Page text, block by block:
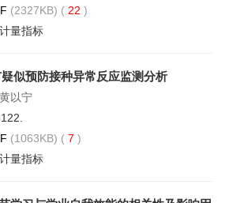
(2327KB) ( 22 )
计量指标
似预防接种异常反应监测分析
以宁
(1063KB) ( 7 )
计量指标